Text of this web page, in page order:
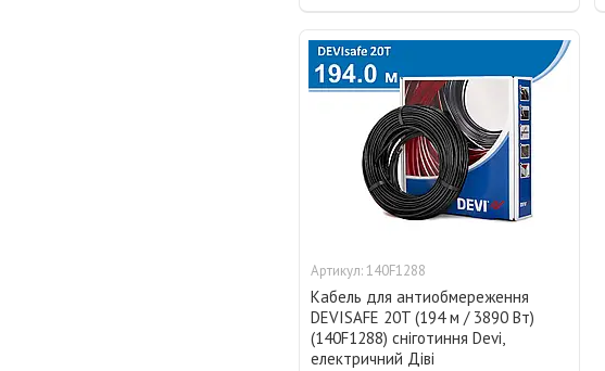
140F1288
Кабель для антиобмереження
DEVISAFE 20T (194 м / 3890 Вт)
(140F1288) сніготиння Devi,
електричний Діві